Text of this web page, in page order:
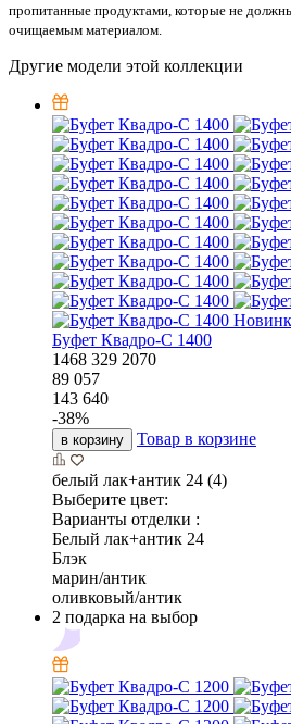
пропитанные продуктами, которые не
очищаемым материалом.
Другие модели этой коллекции
Буфет Квадро-С 1400
1468 329 2070
89 057
143 640
-38%
в корзину Товар в корзине
белый лак+антик 24 (4)
Выберите цвет:
Варианты отделки :
Белый лак+антик 24
Блэк
марин/антик
оливковый/антик
2 подарка на выбор